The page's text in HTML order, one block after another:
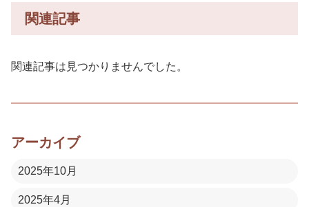
関連記事
関連記事は見つかりませんでした。
アーカイブ
2025年10月
2025年4月